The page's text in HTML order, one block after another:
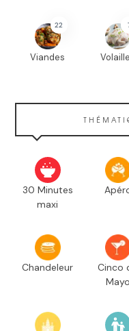
22
Viandes
30 Minutes
maxi
Chandeleur
Cinco
Mayo